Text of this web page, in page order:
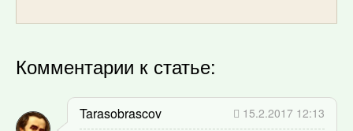
Комментарии к статье:
Tarasobrascov
15.2.2017 12:13